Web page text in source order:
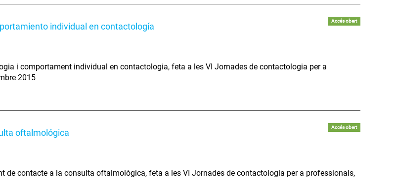
individual en contactología
Accés obert
i comportament individual en contactologia, feta a les VI Jornades de contactologia per a
2015
oftalmológica
Accés obert
de contacte a la consulta oftalmològica, feta a les VI Jornades de contactologia per a professionals,